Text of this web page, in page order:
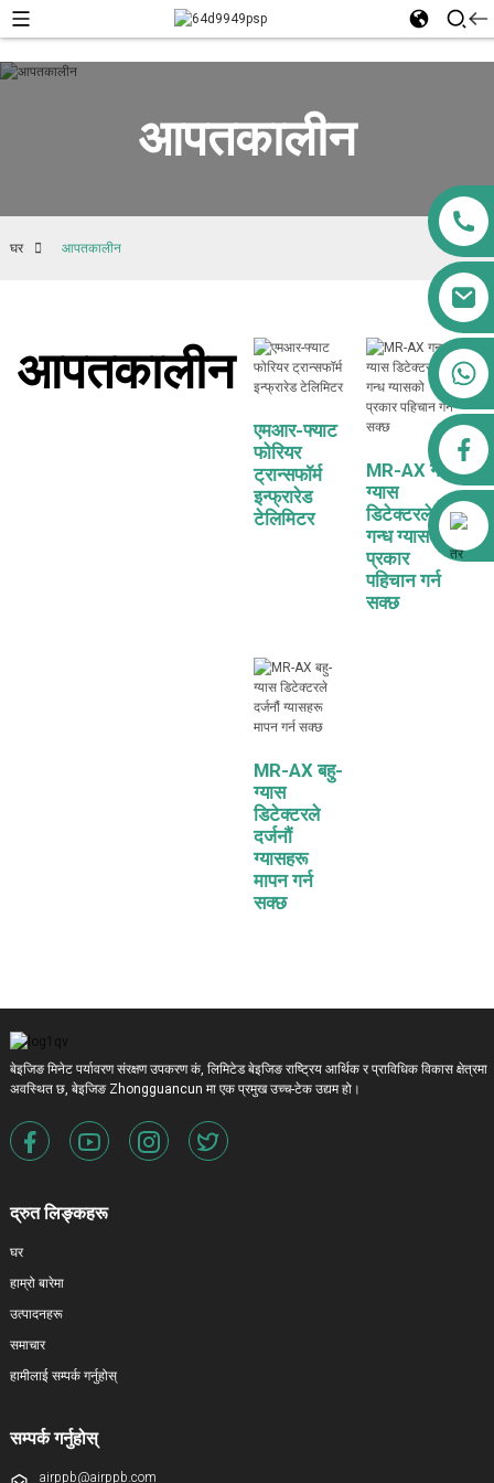
+८६१३९११५५६७६१
airppb123@gmail.com
अलिबाबा
आपतकालीन
घर आपतकालीन
आपतकालीन
एमआर-फ्याट
फोरियर
ट्रान्सफॉर्म
इन्फ्रारेड
टेलिमिटर
MR-AX गन्ध
ग्यास
डिटेक्टरले
गन्ध ग्यासको
प्रकार
पहिचान गर्न
सक्छ
MR-AX बहु-
ग्यास
डिटेक्टरले
दर्जनौं
ग्यासहरू
मापन गर्न
सक्छ
बेइजिङ मिनेट पर्यावरण संरक्षण उपकरण कं, लिमिटेड बेइजिङ राष्ट्रिय आर्थिक र प्राविधिक विकास क्षेत्रमा
अवस्थित छ, बेइजिङ Zhongguancun मा एक प्रमुख उच्च-टेक उद्यम हो।
द्रुत लिङ्कहरू
घर
हाम्रो बारेमा
उत्पादनहरू
समाचार
हामीलाई सम्पर्क गर्नुहोस्
सम्पर्क गर्नुहोस्
airppb@airppb.com